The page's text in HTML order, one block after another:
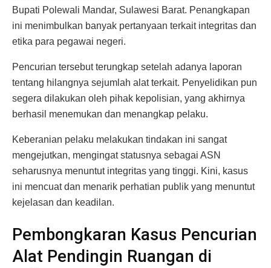
Bupati Polewali Mandar, Sulawesi Barat. Penangkapan
ini menimbulkan banyak pertanyaan terkait integritas dan
etika para pegawai negeri.
Pencurian tersebut terungkap setelah adanya laporan
tentang hilangnya sejumlah alat terkait. Penyelidikan pun
segera dilakukan oleh pihak kepolisian, yang akhirnya
berhasil menemukan dan menangkap pelaku.
Keberanian pelaku melakukan tindakan ini sangat
mengejutkan, mengingat statusnya sebagai ASN
seharusnya menuntut integritas yang tinggi. Kini, kasus
ini mencuat dan menarik perhatian publik yang menuntut
kejelasan dan keadilan.
Pembongkaran Kasus Pencurian
Alat Pendingin Ruangan di